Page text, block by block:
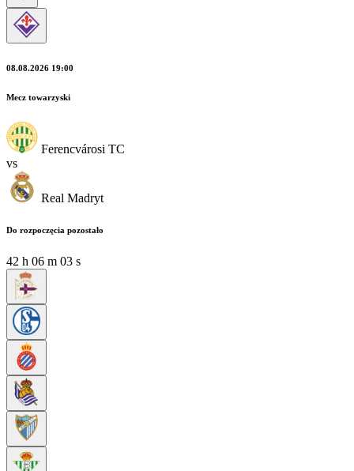
08.08.2026 19:00
Mecz towarzyski
Ferencvárosi TC
vs
Real Madryt
Do rozpoczęcia pozostało
42 h 06 m 03 s